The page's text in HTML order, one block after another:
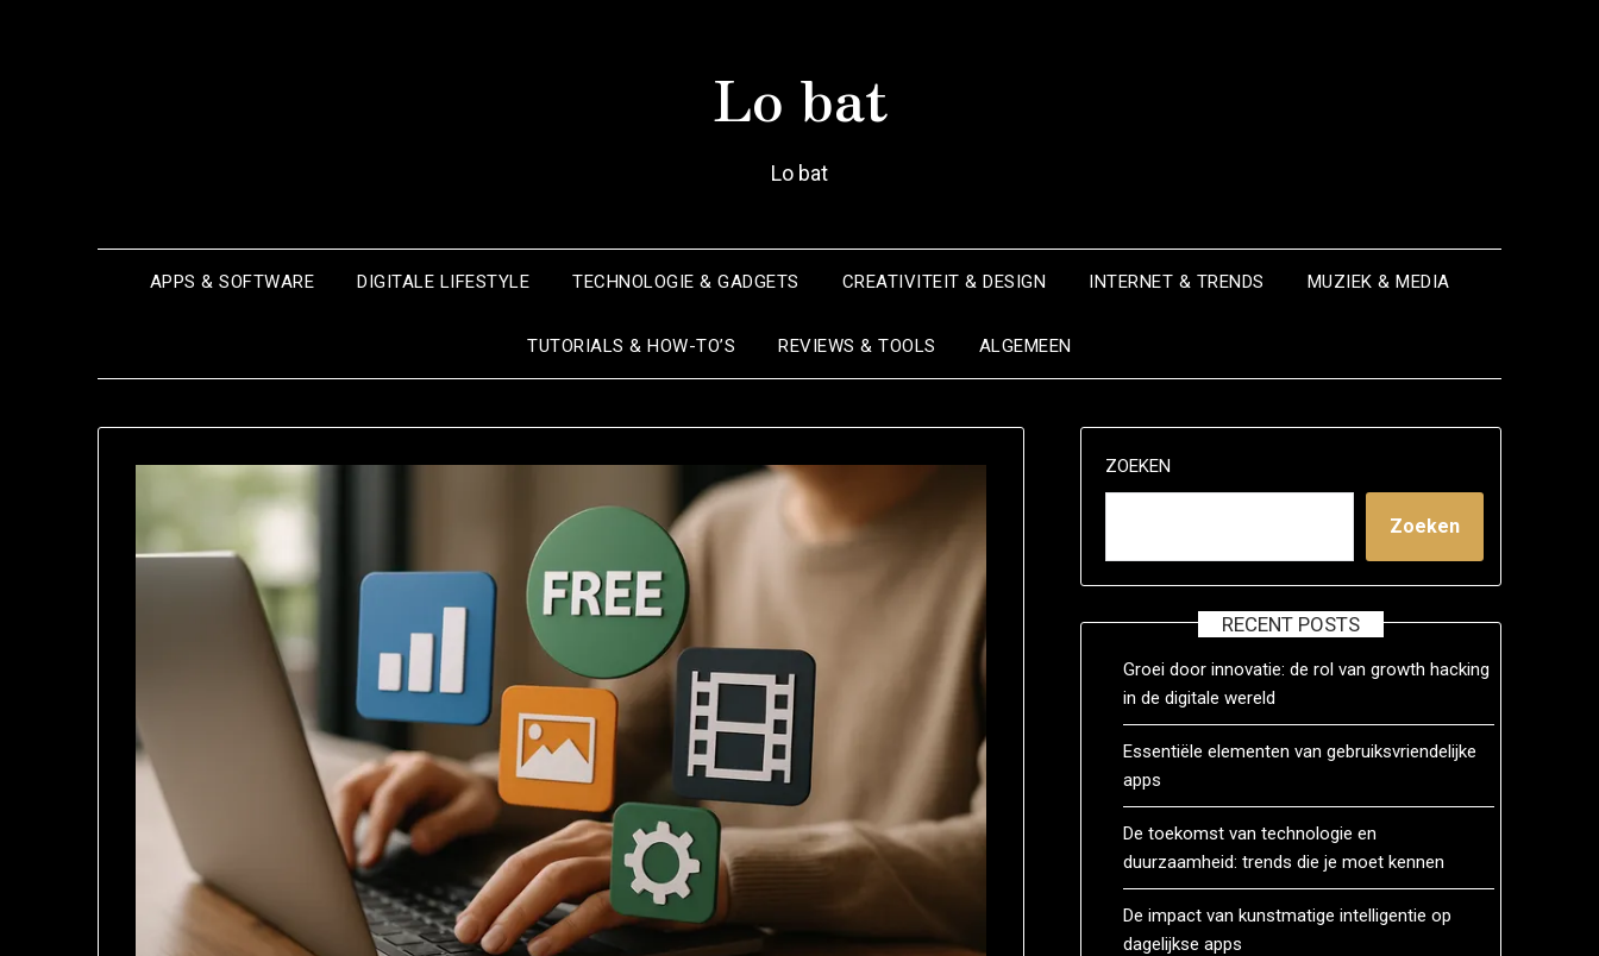
Lo bat
Lo bat
APPS & SOFTWARE DIGITALE LIFESTYLE TECHNOLOGIE & GADGETS CREATIVITEIT & DESIGN INTERNET & TRENDS MUZIEK & MEDIA
TUTORIALS & HOW-TO’S REVIEWS & TOOLS ALGEMEEN
ZOEKEN
Zoeken
RECENT POSTS
Groei door innovatie: de rol van growth hacking
in de digitale wereld
Essentiële elementen van gebruiksvriendelijke
apps
De toekomst van technologie en
duurzaamheid: trends die je moet kennen
De impact van kunstmatige intelligentie op
dagelijkse apps